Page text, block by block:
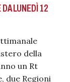
LUNEDÌ 12
della
un Rt
due Regioni